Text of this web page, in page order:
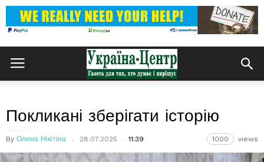
Покликані зберігати історію
By Олена Нікітіна 28.07.2025 11:39 1000 views